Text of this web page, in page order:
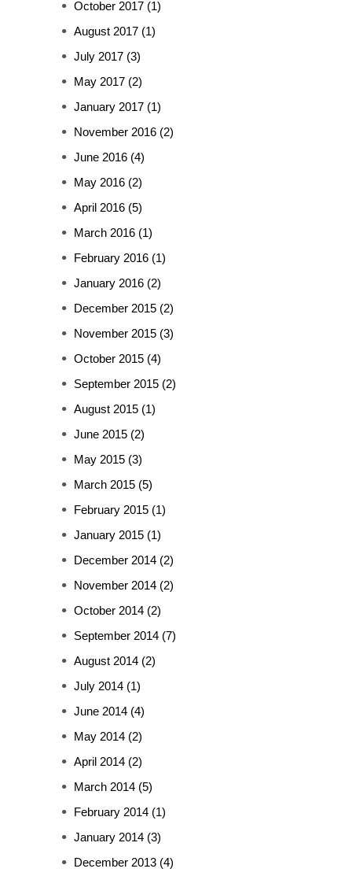
October 2017 (1)
August 2017 (1)
July 2017 (3)
May 2017 (2)
January 2017 (1)
November 2016 (2)
June 2016 (4)
May 2016 (2)
April 2016 (5)
March 2016 (1)
February 2016 (1)
January 2016 (2)
December 2015 (2)
November 2015 (3)
October 2015 (4)
September 2015 (2)
August 2015 (1)
June 2015 (2)
May 2015 (3)
March 2015 (5)
February 2015 (1)
January 2015 (1)
December 2014 (2)
November 2014 (2)
October 2014 (2)
September 2014 (7)
August 2014 (2)
July 2014 (1)
June 2014 (4)
May 2014 (2)
April 2014 (2)
March 2014 (5)
February 2014 (1)
January 2014 (3)
December 2013 (4)